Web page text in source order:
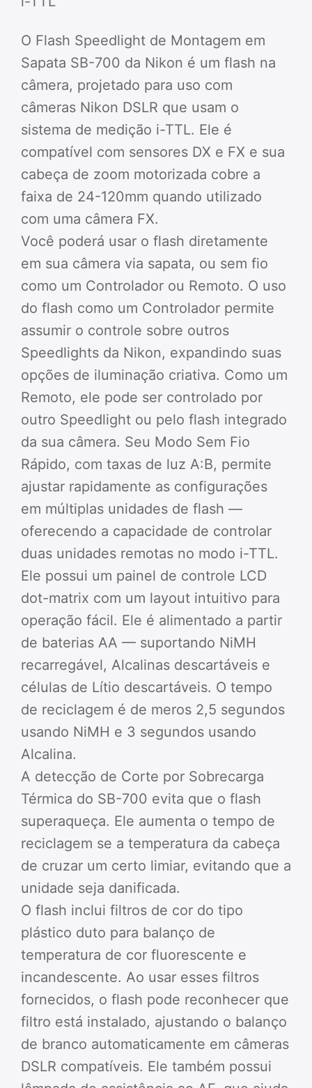
O Flash Speedlight de Montagem em
Sapata SB-700 da Nikon é um flash na
câmera, projetado para uso com
câmeras Nikon DSLR que usam o
sistema de medição i-TTL. Ele é
compatível com sensores DX e FX e sua
cabeça de zoom motorizada cobre a
faixa de 24-120mm quando utilizado
com uma câmera FX.
Você poderá usar o flash diretamente
em sua câmera via sapata, ou sem fio
como um Controlador ou Remoto. O uso
do flash como um Controlador permite
assumir o controle sobre outros
Speedlights da Nikon, expandindo suas
opções de iluminação criativa. Como um
Remoto, ele pode ser controlado por
outro Speedlight ou pelo flash integrado
da sua câmera. Seu Modo Sem Fio
Rápido, com taxas de luz A:B, permite
ajustar rapidamente as configurações
em múltiplas unidades de flash —
oferecendo a capacidade de controlar
duas unidades remotas no modo i-TTL.
Ele possui um painel de controle LCD
dot-matrix com um layout intuitivo para
operação fácil. Ele é alimentado a partir
de baterias AA — suportando NiMH
recarregável, Alcalinas descartáveis e
células de Lítio descartáveis. O tempo
de reciclagem é de meros 2,5 segundos
usando NiMH e 3 segundos usando
Alcalina.
A detecção de Corte por Sobrecarga
Térmica do SB-700 evita que o flash
superaqueça. Ele aumenta o tempo de
reciclagem se a temperatura da cabeça
de cruzar um certo limiar, evitando que a
unidade seja danificada.
O flash inclui filtros de cor do tipo
plástico duto para balanço de
temperatura de cor fluorescente e
incandescente. Ao usar esses filtros
fornecidos, o flash pode reconhecer que
filtro está instalado, ajustando o balanço
de branco automaticamente em câmeras
DSLR compatíveis. Ele também possui